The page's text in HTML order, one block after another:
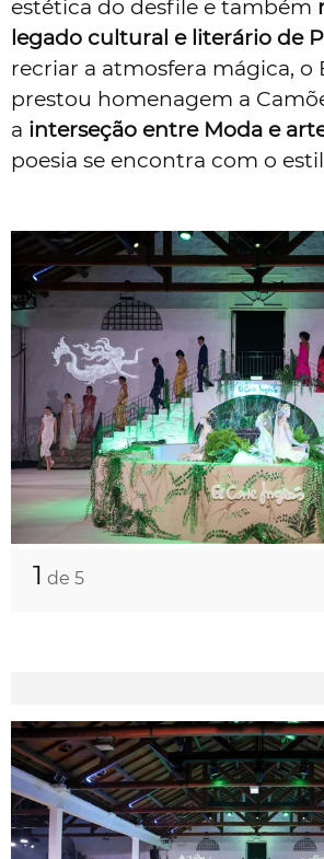
estética do desfile e também
legado cultural e literário de
recriar a atmosfera mágica, o
prestou homenagem a
a interseção entre Moda e
poesia se encontra com o
1 de 5